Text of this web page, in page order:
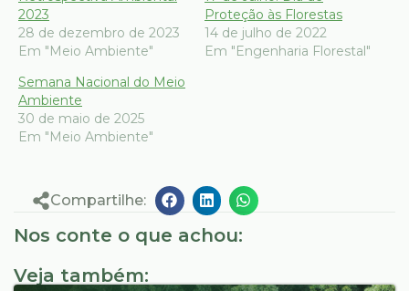
2023
28 de dezembro de 2023
Em "Meio Ambiente"
Proteção às Florestas
14 de julho de 2022
Em "Engenharia Florestal"
Semana Nacional do Meio
Ambiente
30 de maio de 2025
Em "Meio Ambiente"
Compartilhe:
Nos conte o que achou:
Veja também: